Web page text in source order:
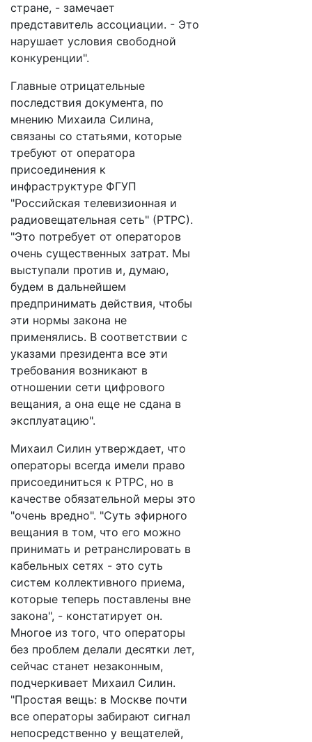
стране, - замечает
представитель ассоциации. - Это
нарушает условия свободной
конкуренции".
Главные отрицательные
последствия документа, по
мнению Михаила Силина,
связаны со статьями, которые
требуют от оператора
присоединения к
инфраструктуре ФГУП
"Российская телевизионная и
радиовещательная сеть" (РТРС).
"Это потребует от операторов
очень существенных затрат. Мы
выступали против и, думаю,
будем в дальнейшем
предпринимать действия, чтобы
эти нормы закона не
применялись. В соответствии с
указами президента все эти
требования возникают в
отношении сети цифрового
вещания, а она еще не сдана в
эксплуатацию".
Михаил Силин утверждает, что
операторы всегда имели право
присоединиться к РТРС, но в
качестве обязательной меры это
"очень вредно". "Суть эфирного
вещания в том, что его можно
принимать и ретранслировать в
кабельных сетях - это суть
систем коллективного приема,
которые теперь поставлены вне
закона", - констатирует он.
Многое из того, что операторы
без проблем делали десятки лет,
сейчас станет незаконным,
подчеркивает Михаил Силин.
"Простая вещь: в Москве почти
все операторы забирают сигнал
непосредственно у вещателей,